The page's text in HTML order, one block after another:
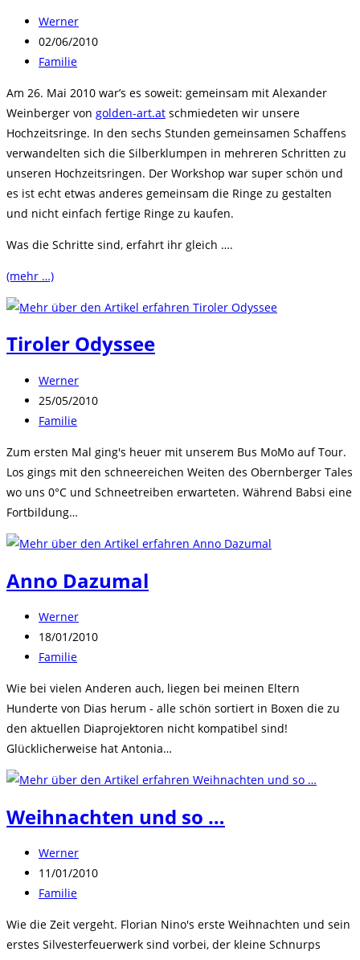
Beitrags-
Autor:
Werner
Beitrag
veröffentlicht:
02/06/2010
Beitrags-
Familie
Am 26. Mai 2010 war’s es soweit: gemeinsam mit Alexander
Weinberger von golden-art.at schmiedeten wir unsere
Hochzeitsringe. In den sechs Stunden gemeinsamen Schaffens
verwandelten sich die Silberklumpen in mehreren Schritten zu
unseren Hochzeitsringen. Der Workshop war super schön und
es ist echt etwas anderes gemeinsam die Ringe zu gestalten
und nicht einfach fertige Ringe zu kaufen.
Was die Schritte sind, erfahrt ihr gleich ….
(mehr …)
Tiroler Odyssee
Beitrags-
Autor:
Werner
Beitrag
veröffentlicht:
25/05/2010
Beitrags-
Familie
Zum ersten Mal ging's heuer mit unserem Bus MoMo auf Tour.
Los gings mit den schneereichen Weiten des Obernberger Tales
wo uns 0°C und Schneetreiben erwarteten. Während Babsi eine
Fortbildung…
Anno Dazumal
Beitrags-
Autor:
Werner
Beitrag
veröffentlicht:
18/01/2010
Beitrags-
Familie
Wie bei vielen Anderen auch, liegen bei meinen Eltern
Hunderte von Dias herum - alle schön sortiert in Boxen die zu
den aktuellen Diaprojektoren nicht kompatibel sind!
Glücklicherweise hat Antonia…
Weihnachten und so …
Beitrags-
Autor:
Werner
Beitrag
veröffentlicht:
11/01/2010
Beitrags-
Familie
Wie die Zeit vergeht. Florian Nino's erste Weihnachten und sein
erstes Silvesterfeuerwerk sind vorbei, der kleine Schnurps